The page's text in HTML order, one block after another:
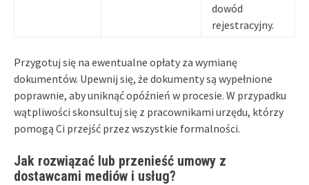
dowód
rejestracyjny.
Przygotuj się na ewentualne opłaty za wymianę
dokumentów. Upewnij się, że dokumenty są wypełnione
poprawnie, aby uniknąć opóźnień w procesie. W przypadku
wątpliwości skonsultuj się z pracownikami urzędu, którzy
pomogą Ci przejść przez wszystkie formalności.
Jak rozwiązać lub przenieść umowy z
dostawcami mediów i usług?